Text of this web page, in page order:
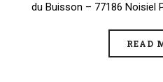
du Buisson – 77186 Noisiel
READ